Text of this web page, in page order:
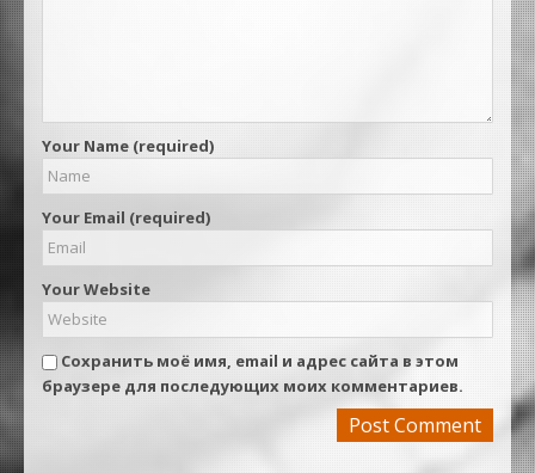
Your Name (required)
Your Email (required)
Your Website
Сохранить моё имя, email и адрес сайта в этом
браузере для последующих моих комментариев.